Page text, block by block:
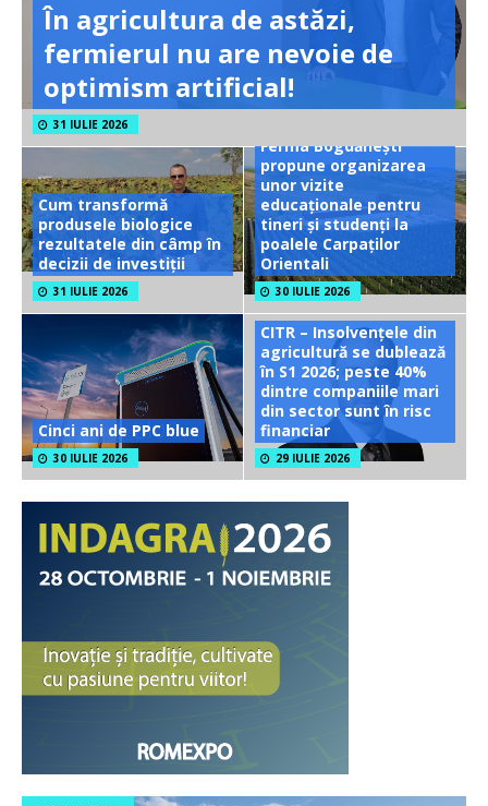
În agricultura de astăzi,
fermierul nu are nevoie de
optimism artificial!
31 IULIE 2026
Cum transformă
produsele biologice
rezultatele din câmp în
decizii de investiții
31 IULIE 2026
Ferma Bogdănești
propune organizarea
unor vizite
educaționale pentru
tineri și studenți la
poalele Carpaților
Orientali
30 IULIE 2026
Cinci ani de PPC blue
30 IULIE 2026
CITR – Insolvențele din
agricultură se dublează
în S1 2026; peste 40%
dintre companiile mari
din sector sunt în risc
financiar
29 IULIE 2026